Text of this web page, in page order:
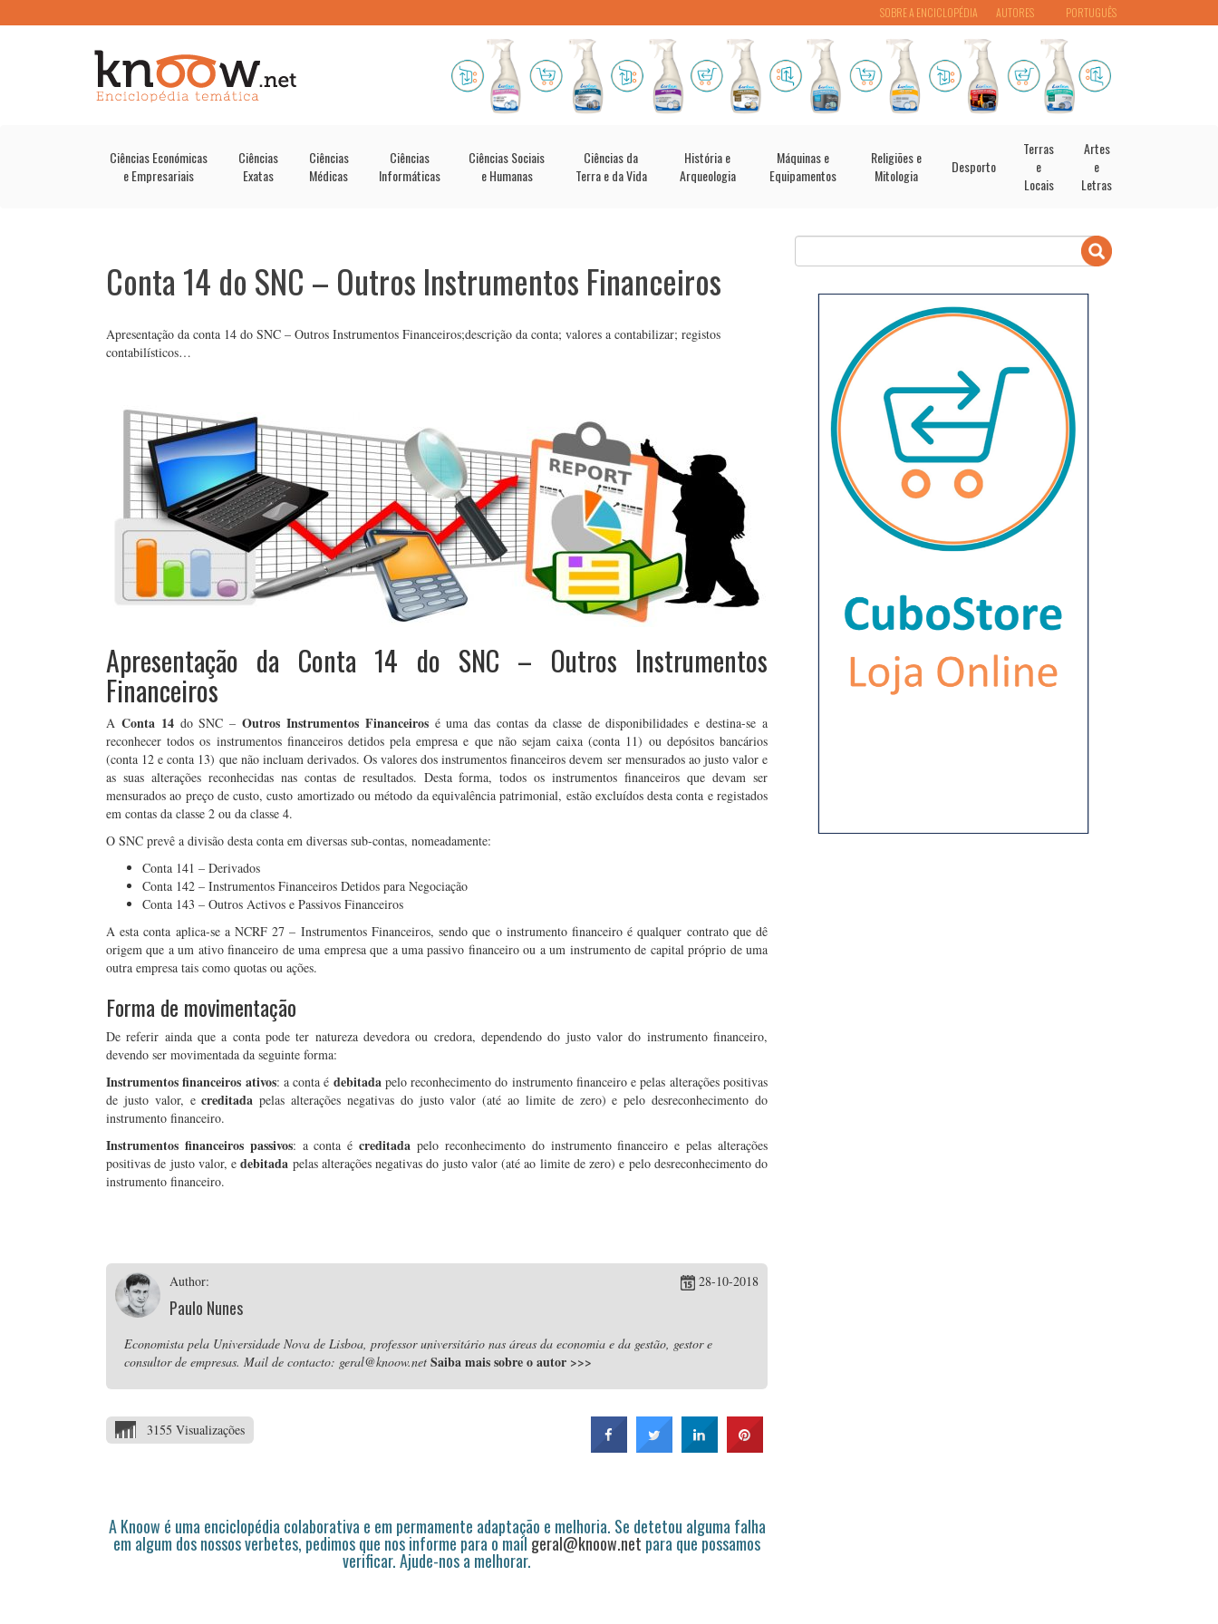
PORTUGUÊS
SOBRE A ENCICLOPÉDIA AUTORES
Ciências Económicas
e Empresariais
Ciências
Exatas
Ciências
Médicas
Ciências
Informáticas
Ciências Sociais
e Humanas
Ciências da
Terra e da Vida
História e
Arqueologia
Máquinas e
Equipamentos
Religiões e
Mitologia
Desporto
Terras
e
Locais
Artes
e
Letras
Conta 14 do SNC – Outros Instrumentos Financeiros
Apresentação da conta 14 do SNC – Outros Instrumentos Financeiros;descrição da conta; valores a contabilizar; registos
contabilísticos…
Apresentação da Conta 14 do SNC – Outros Instrumentos
Financeiros
A Conta 14do SNC –Outros Instrumentos Financeirosé uma das contas da classe de disponibilidades e destina-se a
reconhecer todos os instrumentos financeiros detidos pela empresa e que não sejam caixa (conta 11) ou depósitos bancários
(conta 12 e conta 13) que não incluam derivados. Os valores dos instrumentos financeiros devem ser mensurados ao justo valor e
as suas alterações reconhecidas nas contas de resultados. Desta forma, todos os instrumentos financeiros que devam ser
mensurados ao preço de custo, custo amortizado ou método da equivalência patrimonial, estão excluídos desta conta e registados
em contas da classe 2 ou da classe 4.
O SNC prevê a divisão desta conta em diversas sub-contas, nomeadamente:
Conta 141 – Derivados
Conta 142 – Instrumentos Financeiros Detidos para Negociação
Conta 143 – Outros Activos e Passivos Financeiros
A esta conta aplica-se a NCRF 27 – Instrumentos Financeiros, sendo que o instrumento financeiro é qualquer contrato que dê
origem que a um ativo financeiro de uma empresa que a uma passivo financeiro ou a um instrumento de capital próprio de uma
outra empresa tais como quotas ou ações.
Forma de movimentação
De referir ainda que a conta pode ter natureza devedora ou credora, dependendo do justo valor do instrumento financeiro,
devendo ser movimentada da seguinte forma:
Instrumentos financeiros ativos: a conta é debitadapelo reconhecimento do instrumento financeiro e pelas alterações positivas
de justo valor, ecreditada pelas alterações negativas do justo valor (até ao limite de zero) e pelo desreconhecimento do
instrumento financeiro.
Instrumentos financeiros passivos: a conta écreditadapelo reconhecimento do instrumento financeiro e pelas alterações
positivas de justo valor, edebitada pelas alterações negativas do justo valor (até ao limite de zero) e pelo desreconhecimento do
instrumento financeiro.
Author:
Paulo Nunes
28-10-2018
Economista pela Universidade Nova de Lisboa, professor universitário nas áreas da economia e da gestão, gestor e
consultor de empresas. Mail de contacto: geral@knoow.net Saiba mais sobre o autor >>>
3155 Visualizações
A Knoow é uma enciclopédia colaborativa e em permamente adaptação e melhoria. Se detetou alguma falha
em algum dos nossos verbetes, pedimos que nos informe para o mail geral@knoow.net para que possamos
verificar. Ajude-nos a melhorar.